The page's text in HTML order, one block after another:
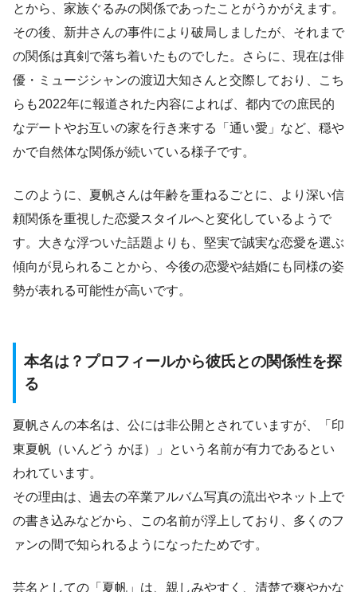
とから、家族ぐるみの関係であったことがうかがえます。
その後、新井さんの事件により破局しましたが、それまで
の関係は真剣で落ち着いたものでした。さらに、現在は俳
優・ミュージシャンの渡辺大知さんと交際しており、こち
らも2022年に報道された内容によれば、都内での庶民的
なデートやお互いの家を行き来する「通い愛」など、穏や
かで自然体な関係が続いている様子です。
このように、夏帆さんは年齢を重ねるごとに、より深い信
頼関係を重視した恋愛スタイルへと変化しているようで
す。大きな浮ついた話題よりも、堅実で誠実な恋愛を選ぶ
傾向が見られることから、今後の恋愛や結婚にも同様の姿
勢が表れる可能性が高いです。
本名は？プロフィールから彼氏との関係性を探
る
夏帆さんの本名は、公には非公開とされていますが、「印
東夏帆（いんどう かほ）」という名前が有力であるとい
われています。
その理由は、過去の卒業アルバム写真の流出やネット上で
の書き込みなどから、この名前が浮上しており、多くのフ
ァンの間で知られるようになったためです。
芸名としての「夏帆」は、親しみやすく、清楚で爽やかな